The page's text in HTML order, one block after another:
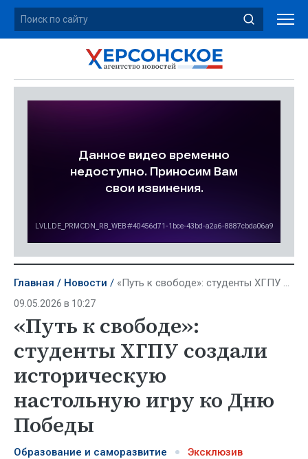
Главная Новости «Путь к свободе»: студенты ХГПУ создали историческую настольную игру ко Дню Победы
09.05.2026 в 10:27
«Путь к свободе»:
студенты ХГПУ создали
историческую
настольную игру ко Дню
Победы
Образование и саморазвитие Эксклюзив